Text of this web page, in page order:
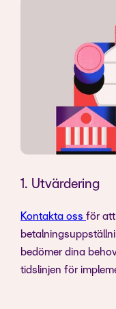
1. Utvärdering
Kontakta oss för att
bedömer dina
tidslinjen för